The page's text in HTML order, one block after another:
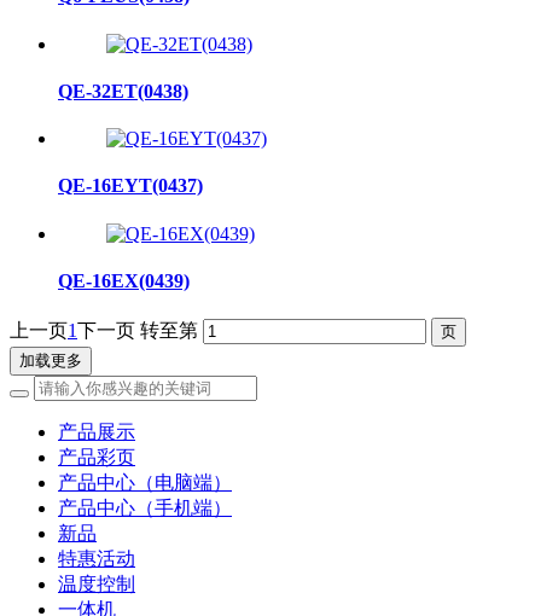
QE-32ET(0438)
QE-16EYT(0437)
QE-16EX(0439)
上一页1下一页 转至第
加载更多
产品展示
产品彩页
产品中心（电脑端）
产品中心（手机端）
新品
特惠活动
温度控制
一体机